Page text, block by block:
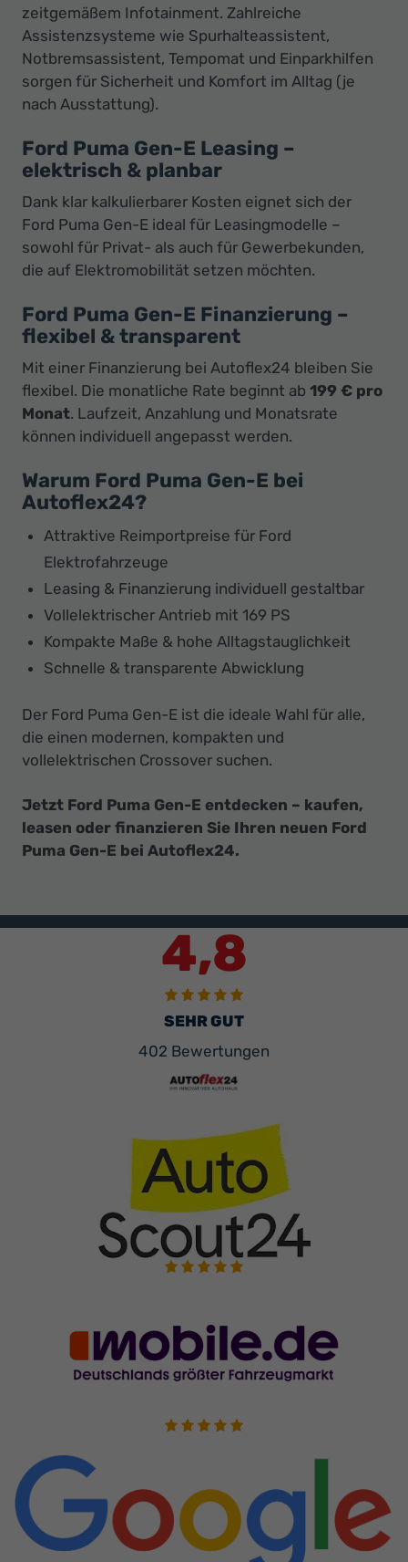
zeitgemäßem Infotainment. Zahlreiche
Assistenzsysteme wie Spurhalteassistent,
Notbremsassistent, Tempomat und Einparkhilfen
sorgen für Sicherheit und Komfort im Alltag (je
nach Ausstattung).
Ford Puma Gen-E Leasing –
elektrisch & planbar
Dank klar kalkulierbarer Kosten eignet sich der
Ford Puma Gen-E ideal für Leasingmodelle –
sowohl für Privat- als auch für Gewerbekunden,
die auf Elektromobilität setzen möchten.
Ford Puma Gen-E Finanzierung –
flexibel & transparent
Mit einer Finanzierung bei Autoflex24 bleiben Sie
flexibel. Die monatliche Rate beginnt ab 199 € pro
Monat. Laufzeit, Anzahlung und Monatsrate
können individuell angepasst werden.
Warum Ford Puma Gen-E bei
Autoflex24?
Attraktive Reimportpreise für Ford
Elektrofahrzeuge
Leasing & Finanzierung individuell gestaltbar
Vollelektrischer Antrieb mit 169 PS
Kompakte Maße & hohe Alltagstauglichkeit
Schnelle & transparente Abwicklung
Der Ford Puma Gen-E ist die ideale Wahl für alle,
die einen modernen, kompakten und
vollelektrischen Crossover suchen.
Jetzt Ford Puma Gen-E entdecken – kaufen,
leasen oder finanzieren Sie Ihren neuen Ford
Puma Gen-E bei Autoflex24.
4,8
SEHR GUT
402 Bewertungen